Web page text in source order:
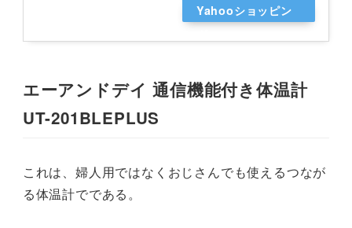
Yahooショッピン
エーアンドデイ 通信機能付き体温計
UT-201BLEPLUS
これは、婦人用ではなくおじさんでも使えるつなが
る体温計でである。